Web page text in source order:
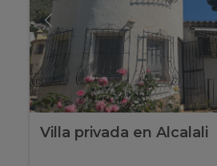
Villa privada en Alcalali